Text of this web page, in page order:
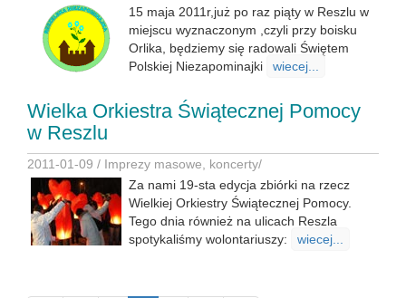
15 maja 2011r,już po raz piąty w Reszlu w
miejscu wyznaczonym ,czyli przy boisku
Orlika, będziemy się radowali Świętem
Polskiej Niezapominajki
wiecej...
Wielka Orkiestra Świątecznej Pomocy
w Reszlu
2011-01-09 / Imprezy masowe, koncerty/
Za nami 19-sta edycja zbiórki na rzecz
Wielkiej Orkiestry Świątecznej Pomocy.
Tego dnia również na ulicach Reszla
spotykaliśmy wolontariuszy:
wiecej...